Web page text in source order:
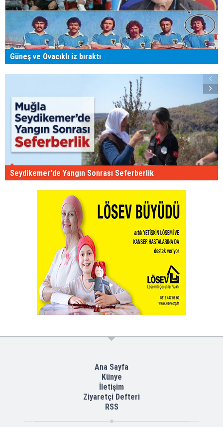
Güneş ve Ovacıklı iz bıraktı
Seydikemer'de Yangın Sonrası Seferberlik
Ana Sayfa
Künye
İletişim
Ziyaretçi Defteri
RSS